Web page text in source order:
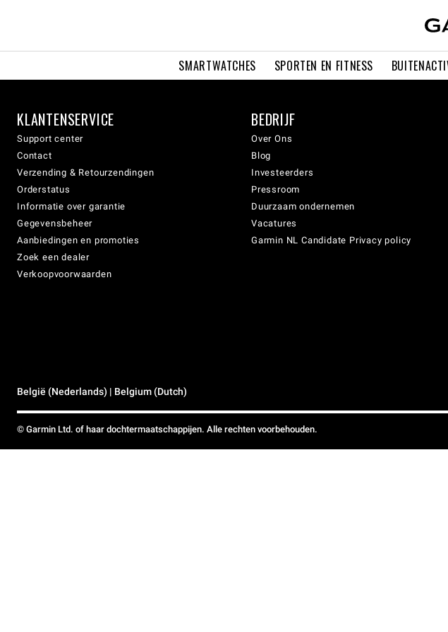
SMARTWATCHES SPORTEN EN FITNESS
KLANTENSERVICE
Support center
Contact
Verzending & Retourzendingen
Orderstatus
Informatie over garantie
Gegevensbeheer
Aanbiedingen en promoties
Zoek een dealer
Verkoopvoorwaarden
BEDRIJF
Over Ons
Blog
Investeerders
Pressroom
Duurzaam ondernemen
Vacatures
Garmin NL Candidate Privacy policy
België (Nederlands) | Belgium (Dutch)
© Garmin Ltd. of haar dochtermaatschappijen. Alle rechten voorbehouden.